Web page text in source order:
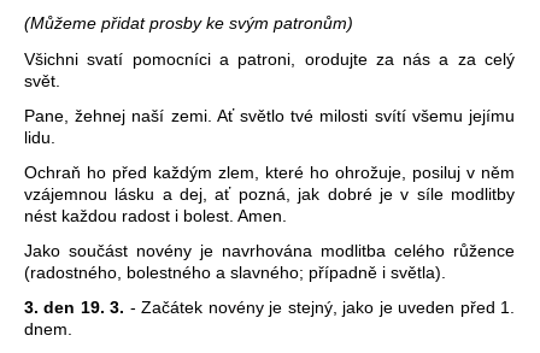
(Můžeme přidat prosby ke svým patronům)
Všichni svatí pomocníci a patroni, orodujte za nás a za celý
svět.
Pane, žehnej naší zemi. Ať světlo tvé milosti svítí všemu jejímu
lidu.
Ochraň ho před každým zlem, které ho ohrožuje, posiluj v něm
vzájemnou lásku a dej, ať pozná, jak dobré je v síle modlitby
nést každou radost i bolest. Amen.
Jako součást novény je navrhována modlitba celého růžence
(radostného, bolestného a slavného; případně i světla).
3. den 19. 3. - Začátek novény je stejný, jako je uveden před 1.
dnem.